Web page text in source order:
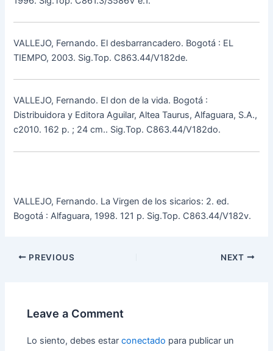
VALLEJO, Fernando. El desbarrancadero. Bogotá : EL
TIEMPO, 2003. Sig.Top. C863.44/V182de.
VALLEJO, Fernando. El don de la vida. Bogotá :
Distribuidora y Editora Aguilar, Altea Taurus, Alfaguara, S.A.,
c2010. 162 p. ; 24 cm.. Sig.Top. C863.44/V182do.
VALLEJO, Fernando. La Virgen de los sicarios: 2. ed.
Bogotá : Alfaguara, 1998. 121 p. Sig.Top. C863.44/V182v.
PREVIOUS NEXT
Leave a Comment
Lo siento, debes estarconectado para publicar un